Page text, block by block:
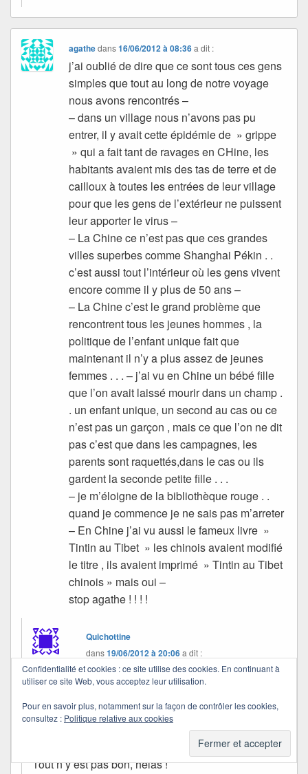
agathedans16/06/2012 à 08:36 a dit :
j’ai oublié de dire que ce sont tous ces gens
simples que tout au long de notre voyage
nous avons rencontrés –
– dans un village nous n’avons pas pu
entrer, il y avait cette épidémie de » grippe
» qui a fait tant de ravages en CHine, les
habitants avaient mis des tas de terre et de
cailloux à toutes les entrées de leur village
pour que les gens de l’extérieur ne puissent
leur apporter le virus –
– La Chine ce n’est pas que ces grandes
villes superbes comme Shanghai Pékin . .
c’est aussi tout l’intérieur où les gens vivent
encore comme il y plus de 50 ans –
– La Chine c’est le grand problème que
rencontrent tous les jeunes hommes , la
politique de l’enfant unique fait que
maintenant il n’y a plus assez de jeunes
femmes . . . – j’ai vu en Chine un bébé fille
que l’on avait laissé mourir dans un champ .
. un enfant unique, un second au cas ou ce
n’est pas un garçon , mais ce que l’on ne dit
pas c’est que dans les campagnes, les
parents sont raquettés,dans le cas ou ils
gardent la seconde petite fille . . .
– je m’éloigne de la bibliothèque rouge . .
quand je commence je ne sais pas m’arreter
– En Chine j’ai vu aussi le fameux livre »
Tintin au Tibet » les chinois avaient modifié
le titre , ils avaient imprimé » Tintin au Tibet
chinois » mais oui –
stop agathe ! ! ! !
Quichottine
dans19/06/2012 à 20:06a dit :
précisions…
Tu connais bien la Chine et ses modes de vie.
Tout n’y est pas bon, hélas !
Confidentialité et cookies : ce site utilise des cookies. En continuant à
utiliser ce site Web, vous acceptez leur utilisation.
Pour en savoir plus, notamment sur la façon de contrôler les cookies,
consultez : Politique relative aux cookies